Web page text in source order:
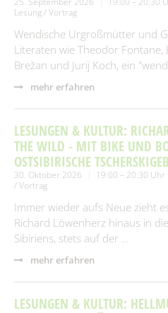
Lesung / Vortrag
Wendische Urgroßmütter und
Literaten wie Theodor Fontane,
Brežan und Jurij Koch, ein
mehr erfahren
LESUNGEN & KULTUR:
THE WILD - MIT BIKE UND
OSTSIBIRISCHE
30. Oktober 2026 19:00 – 20:30 Uhr
/ Vortrag
Immer wieder aufs Neue zieht
Richard Löwenherz hinaus in
Sibiriens, stets auf der …
mehr erfahren
LESUNGEN & KULTUR: